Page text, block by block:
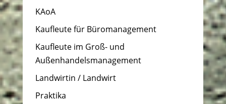
KAoA
Kaufleute für Büromanagement
Kaufleute im Groß- und
Außenhandelsmanagement
Landwirtin / Landwirt
Praktika